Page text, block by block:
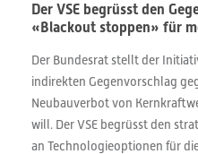
Der VSE begrüsst den
«Blackout stoppen» für
Der Bundesrat stellt der
indirekten Gegenvorschlag
Neubauverbot von
will. Der VSE begrüsst den
an Technologieoptionen für